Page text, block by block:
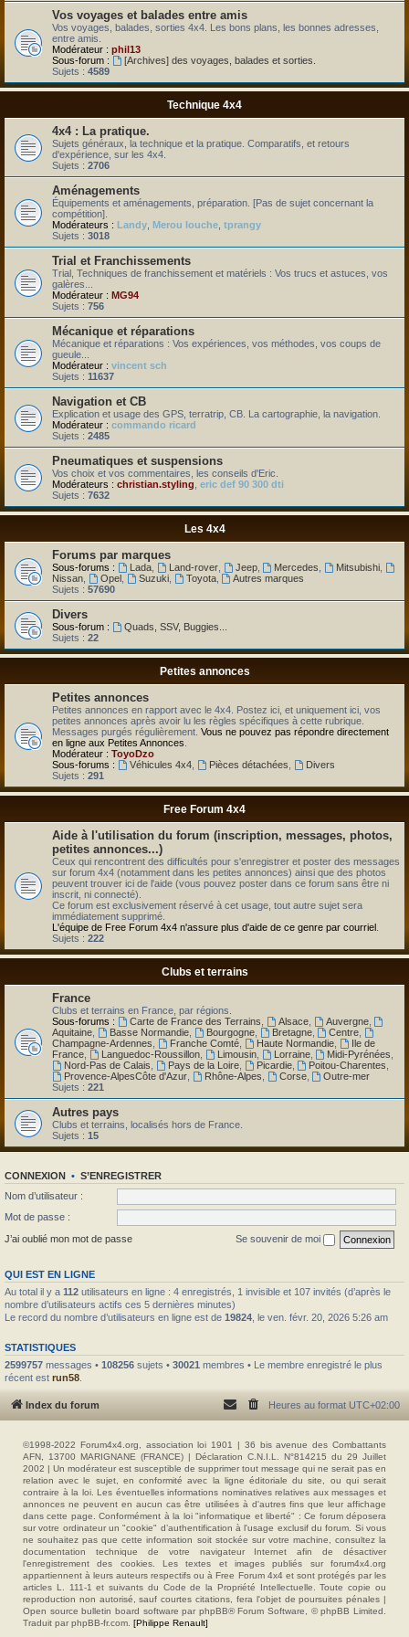
Vos voyages et balades entre amis
Vos voyages, balades, sorties 4x4. Les bons plans, les bonnes adresses,
entre amis.
Modérateur : phil13
Sous-forum :
[Archives] des voyages, balades et sorties.
Sujets : 4589
Technique 4x4
4x4 : La pratique.
Sujets généraux, la technique et la pratique. Comparatifs, et retours
d'expérience, sur les 4x4.
Sujets : 2706
Aménagements
Équipements et aménagements, préparation. [Pas de sujet concernant la
compétition].
Modérateurs : Landy Merou louche tprangy
Sujets : 3018
Trial et Franchissements
Trial, Techniques de franchissement et matériels : Vos trucs et astuces, vos
galères...
Modérateur : MG94
Sujets : 756
Mécanique et réparations
Mécanique et réparations : Vos expériences, vos méthodes, vos coups de
gueule...
Modérateur : vincent sch
Sujets : 11637
Navigation et CB
Explication et usage des GPS, terratrip, CB. La cartographie, la navigation.
Modérateur : commando ricard
Sujets : 2485
Pneumatiques et suspensions
Vos choix et vos commentaires, les conseils d'Eric.
Modérateurs : christian.styling eric def 90 300 dti
Sujets : 7632
Les 4x4
Forums par marques
Sous-forums : Lada, Land-rover, Jeep, Mercedes Mitsubishi
Nissan
Opel, Suzuki, Toyota,
Autres marques
Sujets : 57690
Divers
Sous-forum :
Quads, SSV, Buggies...
Sujets : 22
Petites annonces
Petites annonces
Petites annonces en rapport avec le 4x4. Postez ici, et uniquement ici, vos
petites annonces après avoir lu les règles spécifiques à cette rubrique.
Messages purgés régulièrement. Vous ne pouvez pas répondre directement
en ligne aux Petites Annonces
Modérateur : ToyoDzo
Sous-forums :
Véhicules 4x4, Pièces détachées
Divers
Sujets : 291
Free Forum 4x4
Aide à l'utilisation du forum (inscription, messages, photos,
petites annonces...)
Ceux qui rencontrent des difficultés pour s'enregistrer et poster des messages
sur forum 4x4 (notamment dans les petites annonces) ainsi que des photos
peuvent trouver ici de l'aide (vous pouvez poster dans ce forum sans être ni
inscrit, ni connecté).
Ce forum est exclusivement réservé à cet usage, tout autre sujet sera
immédiatement supprimé.
L'équipe de Free Forum 4x4 n'assure plus d'aide de ce genre par courriel
Sujets : 222
Clubs et terrains
France
Clubs et terrains en France, par régions.
Sous-forums :
Carte de France des Terrains Alsace, Auvergne,
Aquitaine
Basse Normandie, Bourgogne, Bretagne, Centre
Champagne-Ardennes
Franche Comté, Haute Normandie,
Ile de
France
Languedoc-Roussillon, Limousin, Lorraine, Midi-Pyrénées
Nord-Pas de Calais
Pays de la Loire, Picardie, Poitou-Charentes
Provence-AlpesCôte d'Azur, Rhône-Alpes Corse,
Outre-mer
Sujets : 221
Autres pays
Clubs et terrains, localisés hors de France.
Sujets : 15
CONNEXION • S’ENREGISTRER
Nom d’utilisateur :
Mot de passe :
J’ai oublié mon mot de passe
Se souvenir de moi
QUI EST EN LIGNE
Au total il y a 112 utilisateurs en ligne : 4 enregistrés, 1 invisible et 107 invités (d’après le
nombre d’utilisateurs actifs ces 5 dernières minutes)
Le record du nombre d’utilisateurs en ligne est de 19824 , le ven. févr. 20, 2026 5:26 am
STATISTIQUES
2599757 messages • 108256 sujets • 30021 membres • Le membre enregistré le plus
récent est run58
Index du forum Heures au format UTC+02:00
©1998-2022 Forum4x4.org, association loi 1901 | 36 bis avenue des Combattants
AFN, 13700 MARIGNANE (FRANCE) | Déclaration C.N.I.L. N°814215 du 29 Juillet
2002 | Un modérateur est susceptible de supprimer tout message qui ne serait pas en
relation avec le sujet, en conformité avec la ligne éditoriale du site, ou qui serait
contraire à la loi. Les éventuelles informations nominatives relatives aux messages et
annonces ne peuvent en aucun cas être utilisées à d'autres fins que leur affichage
dans cette page. Conformément à la loi "informatique et liberté" : Ce forum déposera
sur votre ordinateur un "cookie" d’authentification à l'usage exclusif du forum. Si vous
ne souhaitez pas que cette information soit stockée sur votre machine, consultez la
documentation technique de votre navigateur Internet afin de désactiver
l'enregistrement des cookies. Les textes et images publiés sur forum4x4.org
appartiennent à leurs auteurs respectifs ou à Free Forum 4x4 et sont protégés par les
articles L. 111-1 et suivants du Code de la Propriété Intellectuelle. Toute copie ou
reproduction non autorisé, sauf courtes citations, fera l'objet de poursuites pénales |
Open source bulletin board software par phpBB® Forum Software, © phpBB Limited.
Traduit par phpBB-fr.com. [Philippe Renault]